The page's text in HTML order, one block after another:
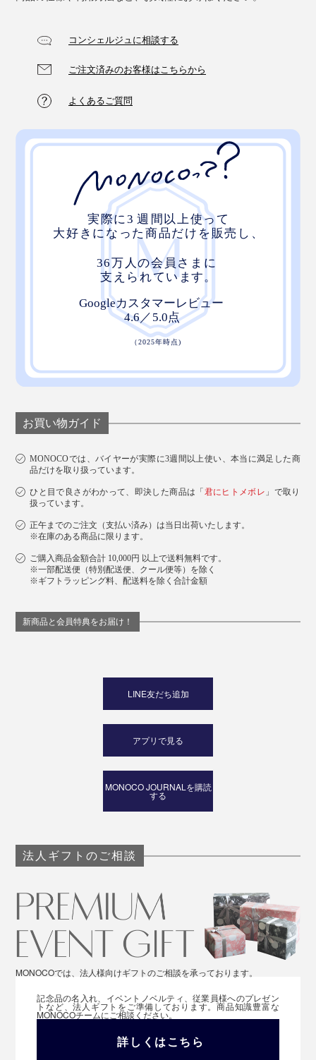
で、開いた状態をキープ。
チッとはまることで閉じた状態をキープします。
開閉はいたってスムーズ。傘を開ききるときの“スポ
ッ”という感触が、なんともいえない心地よさです。
5. カバー付き
写真左から「ライトグレー」「グレー」「ブラック」
れれば、自分やまわりの人の服も濡らしてしまうことな
コンシェルジュに相談する
ご注文済みのお客様はこちらから
よくあるご質問
お買い物ガイド
MONOCOでは、バイヤーが実際に3週間以上使い、本当に満足した商
品だけを取り扱っています。
ひと目で良さがわかって、即決した商品は「 君にヒトメボレ 」で取り
扱っています。
正午までのご注文（支払い済み）は当日出荷いたします。
※在庫のある商品に限ります。
ご購入商品金額合計 10,000円 以上で送料無料です。
※一部配送便（特別配送便、クール便等）を除く
※ギフトラッピング料、配送料を除く合計金額
新商品と会員特典をお届け！
LINE友だち追加
アプリで見る
MONOCO JOURNALを購読
する
法人ギフトのご相談
MONOCOでは、法人様向けギフトのご相談を承っております。
記念品の名入れ、イベントノベルティ、従業員様へのプレゼン
トなど、法人ギフトをご準備しております。商品知識豊富な
MONOCOチームにご相談ください。
詳しくはこちら